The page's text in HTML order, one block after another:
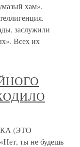
хам»,
заслужили
Всех их
(ЭТО
ты не будешь